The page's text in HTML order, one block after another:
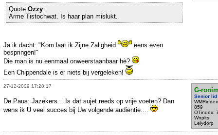
Quote Ozzy:
Arme Tistochwat. Is haar plan mislukt.
Ja ik dacht: "Kom laat ik Zijne Zaligheid
eens even
bespringen!"
Die man is nu eenmaal onweerstaanbaar hè?
Een Chippendale is er niets bij vergeleken!
27-12-2009 17:28:17
G-
Senior lid
859
OTindex:
Wnplts:
Lelydorp
De Paus: Jazekers....Is dat sujet reeds op vrije voeten? Dan
wens ik U veel succes bij Uw volgende audiëntie....